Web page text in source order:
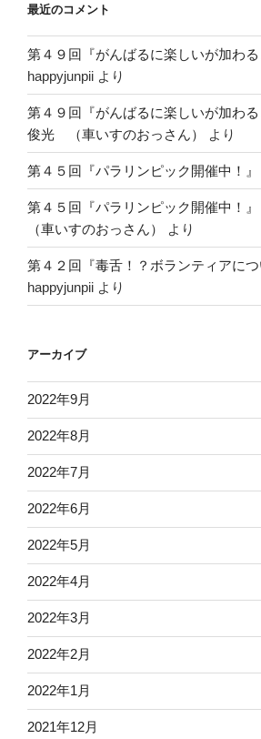
最近のコメント
第４９回『がんばるに楽しいが加わる
happyjunpii より
第４９回『がんばるに楽しいが加わる
俊光 （車いすのおっさん）
より
第４５回『パラリンピック開催中！』
第４５回『パラリンピック開催中！』
（車いすのおっさん）
より
第４２回『毒舌！？ボランティアにつ
happyjunpii より
アーカイブ
2022年9月
2022年8月
2022年7月
2022年6月
2022年5月
2022年4月
2022年3月
2022年2月
2022年1月
2021年12月